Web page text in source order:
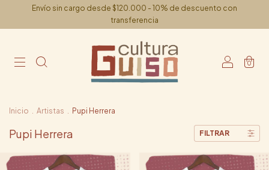
Envío sin cargo desde $120.000 - 10% de descuento con
transferencia
0
Inicio . Artistas . Pupi Herrera
Pupi Herrera FILTRAR